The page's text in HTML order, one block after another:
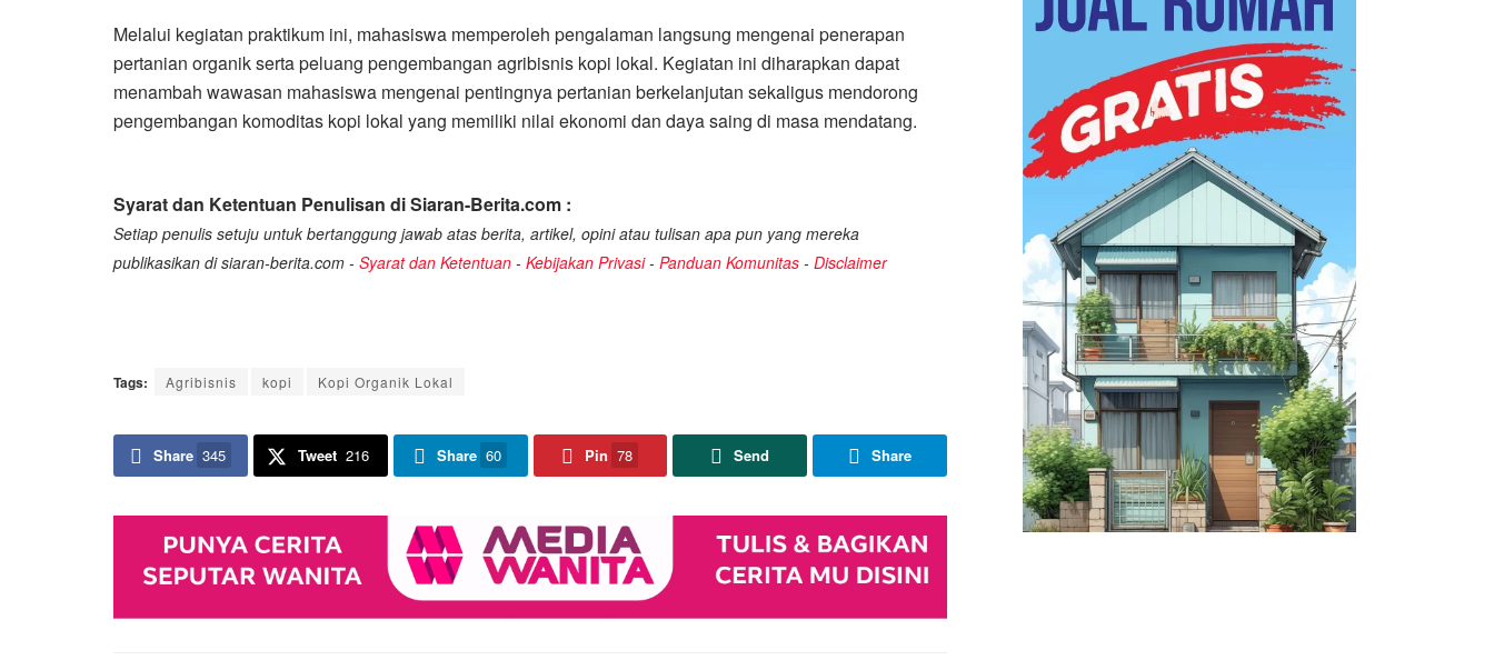
Melalui kegiatan praktikum ini, mahasiswa memperoleh pengalaman langsung mengenai penerapan
pertanian organik serta peluang pengembangan agribisnis kopi lokal. Kegiatan ini diharapkan dapat
menambah wawasan mahasiswa mengenai pentingnya pertanian berkelanjutan sekaligus mendorong
pengembangan komoditas kopi lokal yang memiliki nilai ekonomi dan daya saing di masa mendatang.
Syarat dan Ketentuan Penulisan di Siaran-Berita.com :
Setiap penulis setuju untuk bertanggung jawab atas berita, artikel, opini atau tulisan apa pun yang mereka
publikasikan di siaran-berita.com - Syarat dan Ketentuan - Kebijakan Privasi- Panduan Komunitas - Disclaimer
Tags: Agribisnis kopi Kopi Organik Lokal
Share 345 Tweet 216 Share 60 Pin 78 Send Share